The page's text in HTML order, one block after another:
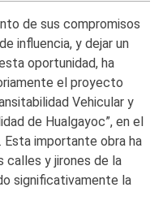
de sus compromisos
influencia, y dejar un
oportunidad, ha
el proyecto
Vehicular y
de Hualgayoc”, en el
Esta importante obra ha
calles y jirones de la
significativamente la